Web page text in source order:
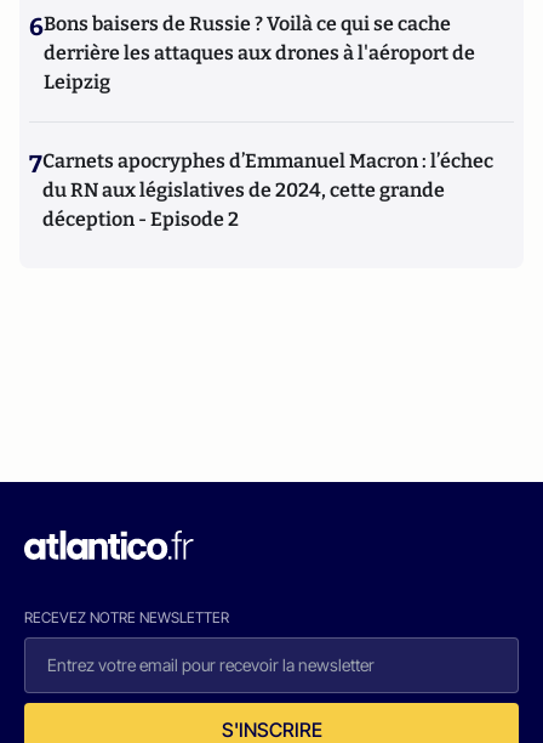
6Bons baisers de Russie ? Voilà ce qui se cache
derrière les attaques aux drones à l'aéroport de
Leipzig
7Carnets apocryphes d’Emmanuel Macron : l’échec
du RN aux législatives de 2024, cette grande
déception - Episode 2
RECEVEZ NOTRE NEWSLETTER
S'INSCRIRE